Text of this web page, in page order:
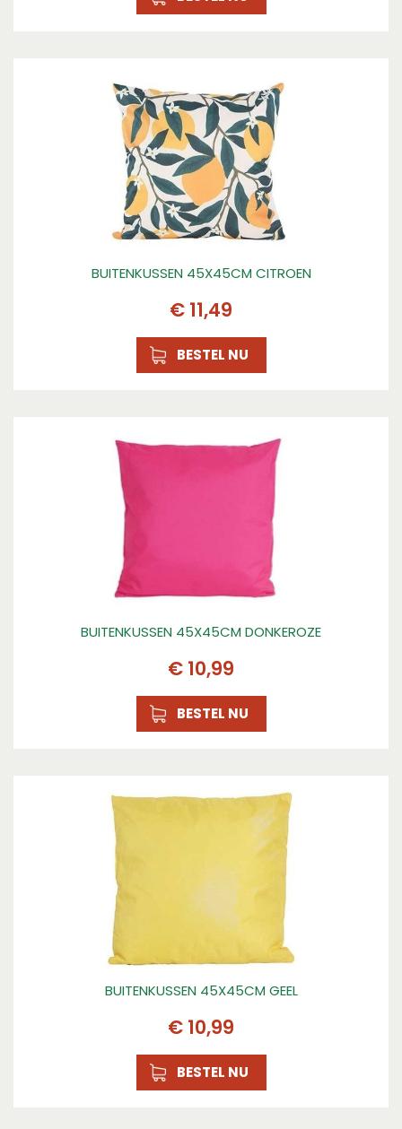
BUITENKUSSEN 45X45CM CITROEN
€ 11,49
BESTEL NU
BUITENKUSSEN 45X45CM DONKEROZE
€ 10,99
BESTEL NU
BUITENKUSSEN 45X45CM GEEL
€ 10,99
BESTEL NU